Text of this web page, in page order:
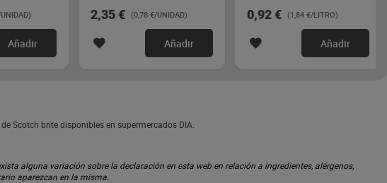
Añadir
2,35 € (0,78 €/UNIDAD)
Añadir
0,92 € (1,84 €/LITRO)
Añadir
Scotch brite disponibles en supermercados DIA.
alguna variación sobre la declaración en esta web en relación a ingredientes, alérgenos,
aparezcan en la misma.